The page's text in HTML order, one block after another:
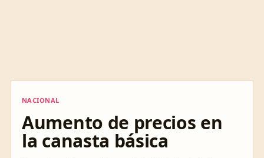
NACIONAL
Aumento de precios en
la canasta básica